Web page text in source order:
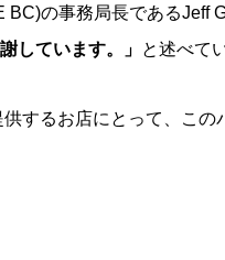
の事務局長であるJeff
しています。」 と述べて
するお店にとって、こ